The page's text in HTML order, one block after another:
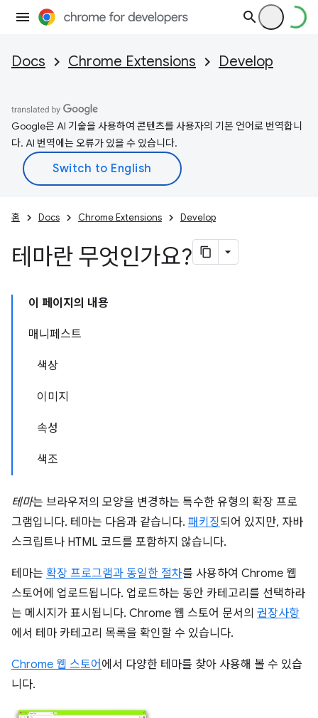
Docs Chrome Extensions Develop
Google은 AI 기술을 사용하여 콘텐츠를 사용자의 기본 언어로 번역합니
다. AI 번역에는 오류가 있을 수 있습니다.
홈 Docs Chrome Extensions Develop
테마란 무엇인가요?
이 페이지의 내용
매니페스트
색상
이미지
속성
색조
테마는 브라우저의 모양을 변경하는 특수한 유형의 확장 프로
그램입니다. 테마는 다음과 같습니다. 패키징되어 있지만, 자바
스크립트나 HTML 코드를 포함하지 않습니다.
테마는 확장 프로그램과 동일한 절차를 사용하여 Chrome 웹
스토어에 업로드됩니다. 업로드하는 동안 카테고리를 선택하라
는 메시지가 표시됩니다. Chrome 웹 스토어 문서의 권장사항
에서 테마 카테고리 목록을 확인할 수 있습니다.
Chrome 웹 스토어 에서 다양한 테마를 찾아 사용해 볼 수 있습
니다.